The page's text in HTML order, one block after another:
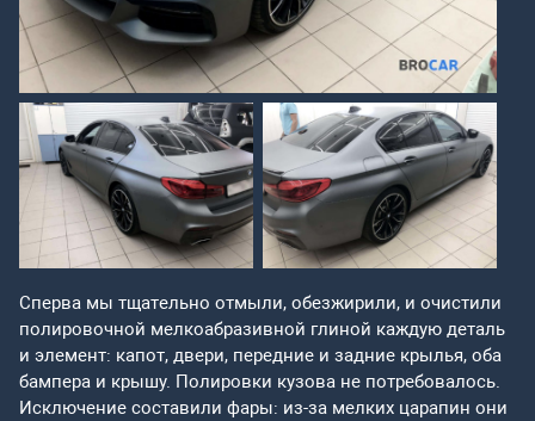
Сперва мы тщательно отмыли, обезжирили, и очистили
полировочной мелкоабразивной глиной каждую деталь
и элемент: капот, двери, передние и задние крылья, оба
бампера и крышу. Полировки кузова не потребовалось.
Исключение составили фары: из-за мелких царапин они